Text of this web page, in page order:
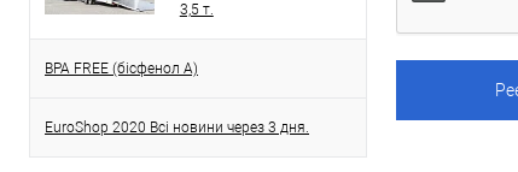
3,5 т.
BPA FREE (бісфенол A)
EuroShop 2020 Всі новини через 3 дня.